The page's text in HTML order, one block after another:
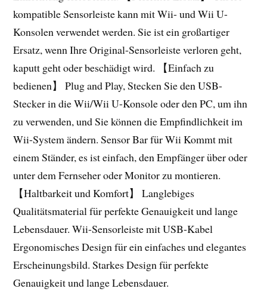
kompatible Sensorleiste kann mit Wii- und Wii U-
Konsolen verwendet werden. Sie ist ein großartiger
Ersatz, wenn Ihre Original-Sensorleiste verloren geht,
kaputt geht oder beschädigt wird. 【Einfach zu
bedienen】 Plug and Play, Stecken Sie den USB-
Stecker in die Wii/Wii U-Konsole oder den PC, um ihn
zu verwenden, und Sie können die Empfindlichkeit im
Wii-System ändern. Sensor Bar für Wii Kommt mit
einem Ständer, es ist einfach, den Empfänger über oder
unter dem Fernseher oder Monitor zu montieren.
【Haltbarkeit und Komfort】 Langlebiges
Qualitätsmaterial für perfekte Genauigkeit und lange
Lebensdauer. Wii-Sensorleiste mit USB-Kabel
Ergonomisches Design für ein einfaches und elegantes
Erscheinungsbild. Starkes Design für perfekte
Genauigkeit und lange Lebensdauer.